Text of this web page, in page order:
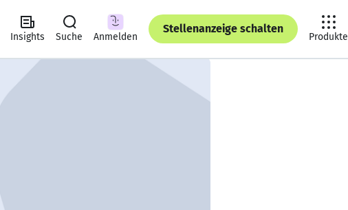
Insights Suche Anmelden
Stellenanzeige schalten
Produkte